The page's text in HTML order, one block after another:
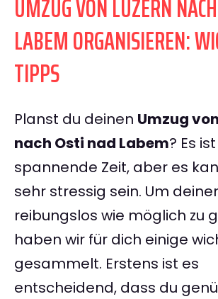
UMZUG VON LUZERN
LABEM ORGANISIEREN:
TIPPS
Planst du deinen Umzug
nach Osti nad Labem? Es
spannende Zeit, aber es
sehr stressig sein. Um
reibungslos wie möglich zu
haben wir für dich einige
gesammelt. Erstens ist es
entscheidend, dass du